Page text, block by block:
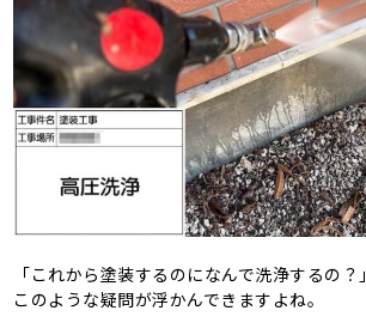
「これから塗装するのになんで洗浄するの？」
このような疑問が浮かんできますよね。